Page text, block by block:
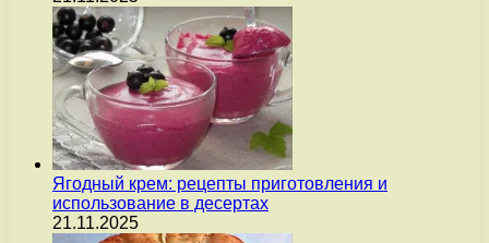
Ягодный крем: рецепты приготовления и
использование в десертах
21.11.2025